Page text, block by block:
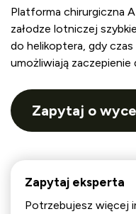
Platforma chirurgiczna
załodze lotniczej
do helikoptera, gdy
umożliwiają
Zapytaj o
Zapytaj eksperta
Potrzebujesz więcej